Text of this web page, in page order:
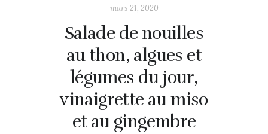
mars 21, 2020
Salade de nouilles
au thon, algues et
légumes du jour,
vinaigrette au miso
et au gingembre